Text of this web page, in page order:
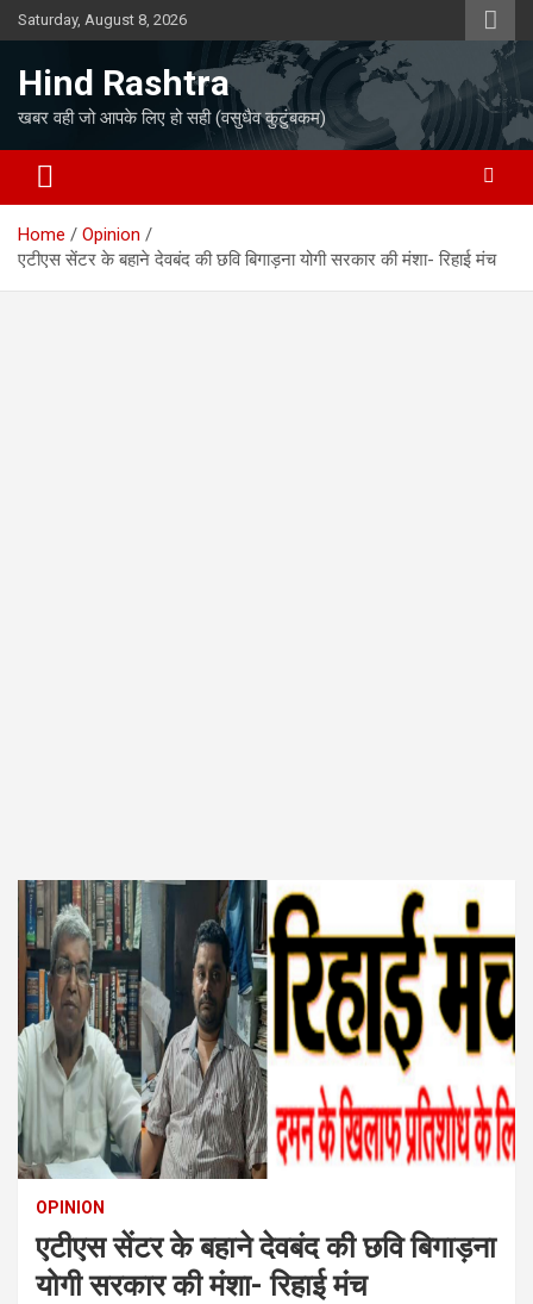
Skip
to
Saturday, August 8, 2026
Hind Rashtra
खबर वही जो आपके लिए हो सही (वसुधैव कुटुंबकम)
Home
Opinion
एटीएस सेंटर के बहाने देवबंद की छवि बिगाड़ना योगी सरकार की मंशा- रिहाई मंच
OPINION
एटीएस सेंटर के बहाने देवबंद की छवि बिगाड़ना
योगी सरकार की मंशा- रिहाई मंच